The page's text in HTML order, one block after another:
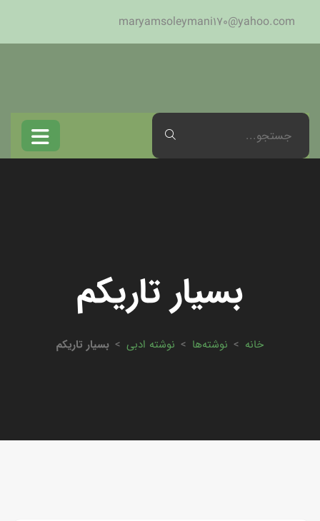
maryamsoleymani170@yahoo.com
بسیار تاریکم
خانه > نوشته‌ها > نوشته ادبی > بسیار تاریکم